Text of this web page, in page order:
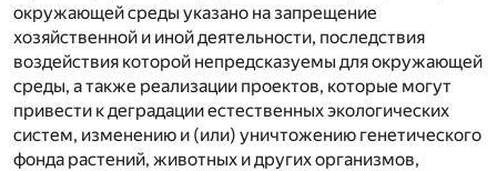
окружающей среды указано на запрещение
хозяйственной и иной деятельности, последствия
воздействия которой непредсказуемы для окружающей
среды, а также реализации проектов, которые могут
привести к деградации естественных экологических
систем, изменению и (или) уничтожению генетического
фонда растений, животных и других организмов,